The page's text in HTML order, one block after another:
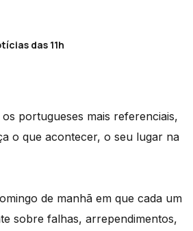
das 11h
portugueses mais referenciais,
o que acontecer, o seu lugar na
de manhã em que cada um
sobre falhas, arrependimentos,